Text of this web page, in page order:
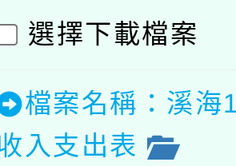
選擇下載檔案
檔案名稱：溪海
入支出表